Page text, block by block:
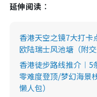
延伸阅读︰
香港天空之镜7大打
欧陆瑞士风池塘（附交
香港徒步路线推介
零难度登顶/梦幻海景
懒人包）